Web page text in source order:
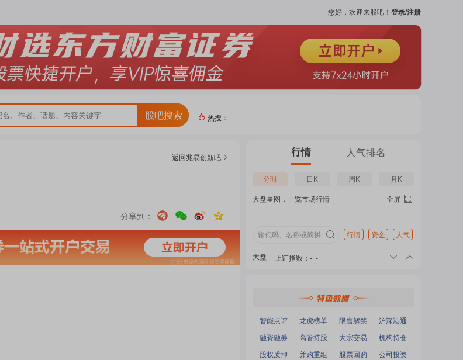
您好，欢迎来股吧！ 登录/注册
股吧搜索
热门
吧
热
热搜：
返回兆易创新吧
分享到：
行情 人气排名
分时 日K 周K 月K
大盘星图，一览市场行情 全屏
行情 资金 人气
大盘 上证指数 ： - -
：- -
智能点评 龙虎榜单 限售解禁
沪深港通
融资融券
高管持股 大宗交易
机构持仓
股权质押
并购重组 股票回购
公司投资